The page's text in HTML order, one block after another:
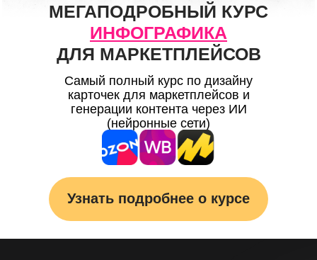
Узнать подробнее о курсе
МЕГАПОДРОБНЫЙ КУРС
ИНФОГРАФИКА
ДЛЯ МАРКЕТПЛЕЙСОВ
Самый полный курс по дизайну
карточек для маркетплейсов и
генерации контента через ИИ
(нейронные сети)